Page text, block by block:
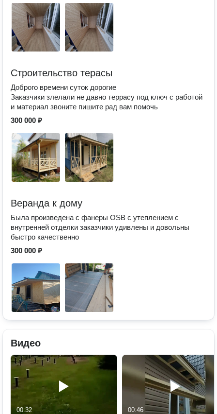
Строительство терасы
Доброго времени суток дорогие
Заказчики злелали не давно террасу под ключ с работой
и материал звоните пишите рад вам помочь
300 000 ₽
Веранда к дому
Была произведена с фанеры OSB с утеплением с
внутренней отделки заказчики удивлены и довольны
быстро качественно
300 000 ₽
Видео
00:32 00:46